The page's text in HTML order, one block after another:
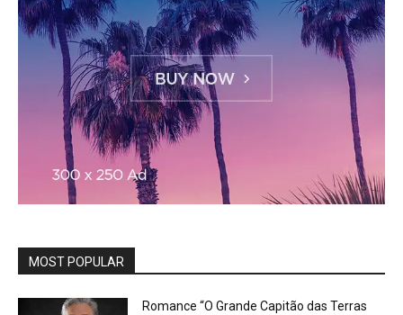
MOST POPULAR
Romance “O Grande Capitão das Terras